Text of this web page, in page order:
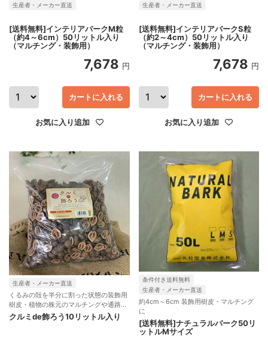
生産者・メーカー直送
[送料無料]インテリアバークM粒
（約4～6cm）50リットル入り
（マルチング・装飾用）
7,678 円
カートに入れる
お気に入り追加
生産者・メーカー直送
[送料無料]インテリアバークS粒
（約2～4cm）50リットル入り
（マルチング・装飾用）
7,678 円
カートに入れる
お気に入り追加
生産者・メーカー直送
くるみの殻を半分に割った状態の装飾用
樹皮・植物の株元のマルチングや通路に
敷いて雑草避けに
クルミde飾ろう10リットル入り
条件付き送料無料
生産者・メーカー直送
約4cm～6cm 装飾用樹皮・マルチング
に
[送料無料]ナチュラルバーク50リ
ットルMサイズ